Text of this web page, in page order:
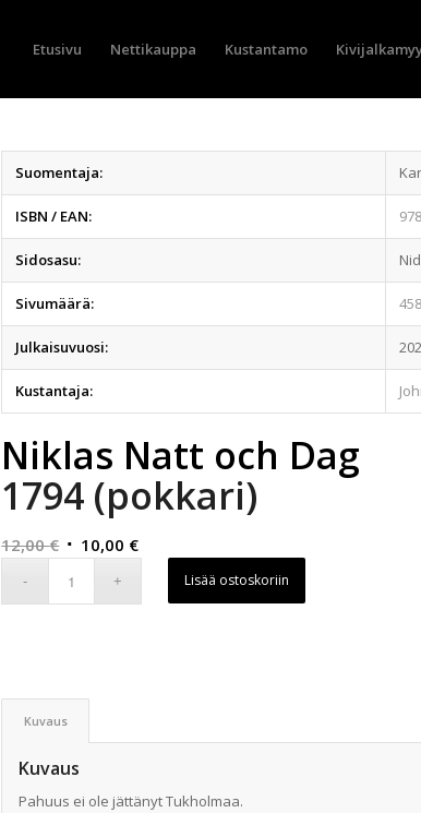
Etusivu Nettikauppa Kustantamo
Suomentaja:
ISBN / EAN:
Sidosasu:
Sivumäärä: 458
Julkaisuvuosi:
Kustantaja:
Niklas Natt och Dag
1794 (pokkari)
12,00€ Alkuperäinen
10,00 €Nykyinen
Lisää ostoskoriin
Kuvaus
Kuvaus
Pahuus ei ole jättänyt Tukholmaa.